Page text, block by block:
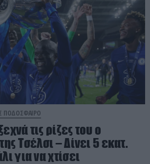
ΠΟΔΟΣΦΑΙΡΟ
τις ρίζες του ο
Τσέλσι – Δίνει 5 εκατ.
για να χτίσει